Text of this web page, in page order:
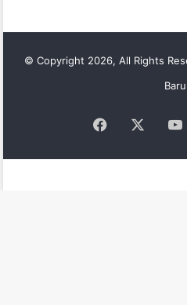
© Copyright 2026, All Rights
Baru
Facebook